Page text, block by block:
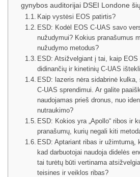
gynybos auditorijai DSEI Londone
Kaip vystėsi EOS patirtis?
ESD: Kodėl EOS C-UAS savo
nužudymui? Kokius pranašumus
nužudymo metodus?
ESD: Atsižvelgiant į tai, kaip EOS
didinančių ir kinetinių C-UAS
ESD: lazeris nėra sidabrinė
C-UAS sprendimui. Ar galite
naudojamas prieš dronus, nuo
nutraukimo?
ESD: Kokios yra „Apollo“ ribos ir
pranašumų, kurių negali kiti
ESD: Aptariant ribas ir užimtumą,
kad darbuotojai naudoja didelės
tai turėtų būti vertinama
teisines ir veiklos ribas?